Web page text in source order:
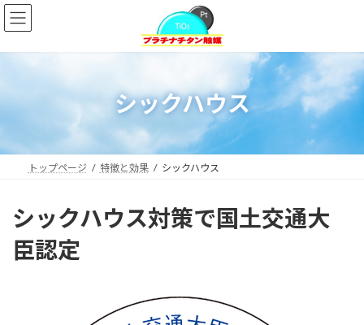
コ
ン
ン
プ
ナ
ビ
ー
動
シックハウス
トップページ 特徴と効果 シックハウス
シックハウス対策で国土交通大
臣認定